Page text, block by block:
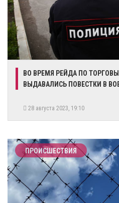
​ВО ВРЕМЯ РЕЙДА ПО
ВЫДАВАЛИСЬ ПОВЕСТКИ В
28 августа 2023, 19:10
ПРОИСШЕСТВИЯ